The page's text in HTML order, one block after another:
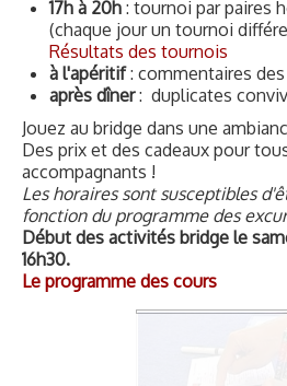
Jouez au bridge dans une
Des prix et des cadeaux pour
accompagnants !
Les horaires sont susceptibles
fonction du programme des
Début des activités bridge le
16h30.
Le programme des cours
Votre journée à
Cours de bridge tous les